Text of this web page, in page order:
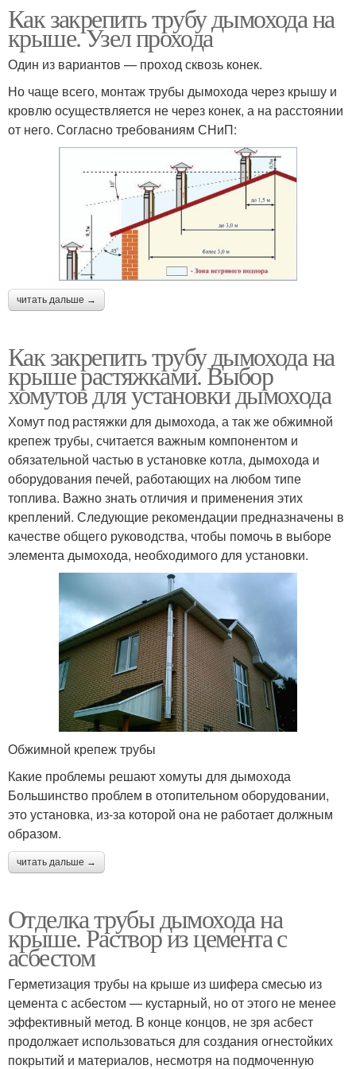
Как закрепить трубу дымохода на
крыше. Узел прохода
Один из вариантов — проход сквозь конек.
Но чаще всего, монтаж трубы дымохода через крышу и
кровлю осуществляется не через конек, а на расстоянии
от него. Согласно требованиям СНиП:
читать дальше →
Как закрепить трубу дымохода на
крыше растяжками. Выбор
хомутов для установки дымохода
Хомут под растяжки для дымохода, а так же обжимной
крепеж трубы, считается важным компонентом и
обязательной частью в установке котла, дымохода и
оборудования печей, работающих на любом типе
топлива. Важно знать отличия и применения этих
креплений. Следующие рекомендации предназначены в
качестве общего руководства, чтобы помочь в выборе
элемента дымохода, необходимого для установки.
Обжимной крепеж трубы
Какие проблемы решают хомуты для дымохода
Большинство проблем в отопительном оборудовании,
это установка, из-за которой она не работает должным
образом.
читать дальше →
Отделка трубы дымохода на
крыше. Раствор из цемента с
асбестом
Герметизация трубы на крыше из шифера смесью из
цемента с асбестом — кустарный, но от этого не менее
эффективный метод. В конце концов, не зря асбест
продолжает использоваться для создания огнестойких
покрытий и материалов, несмотря на подмоченную